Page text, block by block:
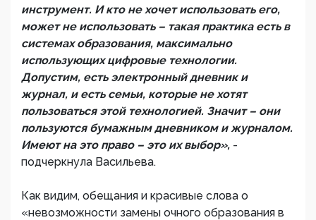
инструмент. И кто не хочет использовать его,
может не использовать – такая практика есть в
системах образования, максимально
использующих цифровые технологии.
Допустим, есть электронный дневник и
журнал, и есть семьи, которые не хотят
пользоваться этой технологией. Значит – они
пользуются бумажным дневником и журналом.
Имеют на это право – это их выбор», -
подчеркнула Васильева.
Как видим, обещания и красивые слова о
«невозможности замены очного образования в